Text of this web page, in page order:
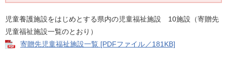
児童養護施設をはじめとする県内の児童福祉施設 10施設（寄贈先
児童福祉施設一覧のとおり）
寄贈先児童福祉施設一覧 [PDFファイル／181KB]